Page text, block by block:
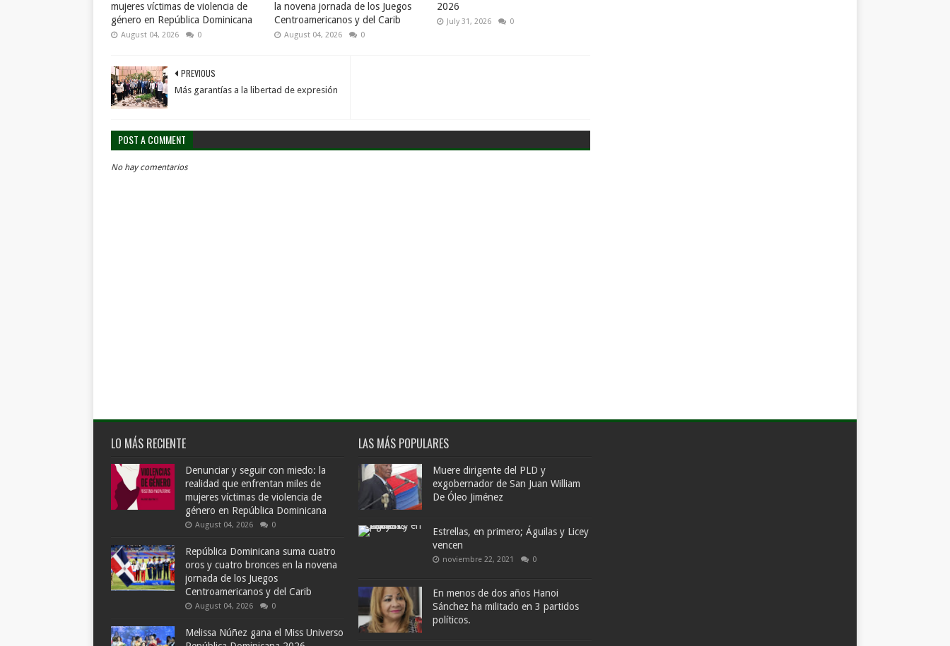
mujeres víctimas de violencia de
género en República Dominicana
August 04, 2026 0
la novena jornada de los Juegos
Centroamericanos y del Carib
August 04, 2026 0
2026
July 31, 2026 0
PREVIOUS
Más garantías a la libertad de expresión
POST A COMMENT
No hay comentarios
LO MÁS RECIENTE
Denunciar y seguir con miedo: la
realidad que enfrentan miles de
mujeres víctimas de violencia de
género en República Dominicana
August 04, 2026 0
República Dominicana suma cuatro
oros y cuatro bronces en la novena
jornada de los Juegos
Centroamericanos y del Carib
August 04, 2026 0
Melissa Núñez gana el Miss Universo
LAS MÁS POPULARES
Muere dirigente del PLD y
exgobernador de San Juan William
De Óleo Jiménez
Estrellas, en primero; Águilas y Licey
vencen
noviembre 22, 2021 0
En menos de dos años Hanoi
Sánchez ha militado en 3 partidos
políticos.